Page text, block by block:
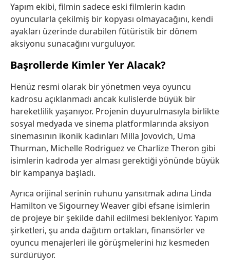
Yapım ekibi, filmin sadece eski filmlerin kadın
oyuncularla çekilmiş bir kopyası olmayacağını, kendi
ayakları üzerinde durabilen fütüristik bir dönem
aksiyonu sunacağını vurguluyor.
Başrollerde Kimler Yer Alacak?
Henüz resmi olarak bir yönetmen veya oyuncu
kadrosu açıklanmadı ancak kulislerde büyük bir
hareketlilik yaşanıyor. Projenin duyurulmasıyla birlikte
sosyal medyada ve sinema platformlarında aksiyon
sinemasının ikonik kadınları Milla Jovovich, Uma
Thurman, Michelle Rodriguez ve Charlize Theron gibi
isimlerin kadroda yer alması gerektiği yönünde büyük
bir kampanya başladı.
Ayrıca orijinal serinin ruhunu yansıtmak adına Linda
Hamilton ve Sigourney Weaver gibi efsane isimlerin
de projeye bir şekilde dahil edilmesi bekleniyor. Yapım
şirketleri, şu anda dağıtım ortakları, finansörler ve
oyuncu menajerleri ile görüşmelerini hız kesmeden
sürdürüyor.